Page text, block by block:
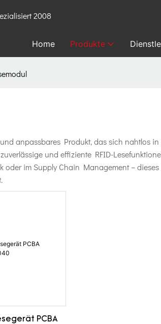
2008
Home Produkte
anpassbares Produkt, das sich
und effiziente RFID-
im Supply Chain Management –
PCBA